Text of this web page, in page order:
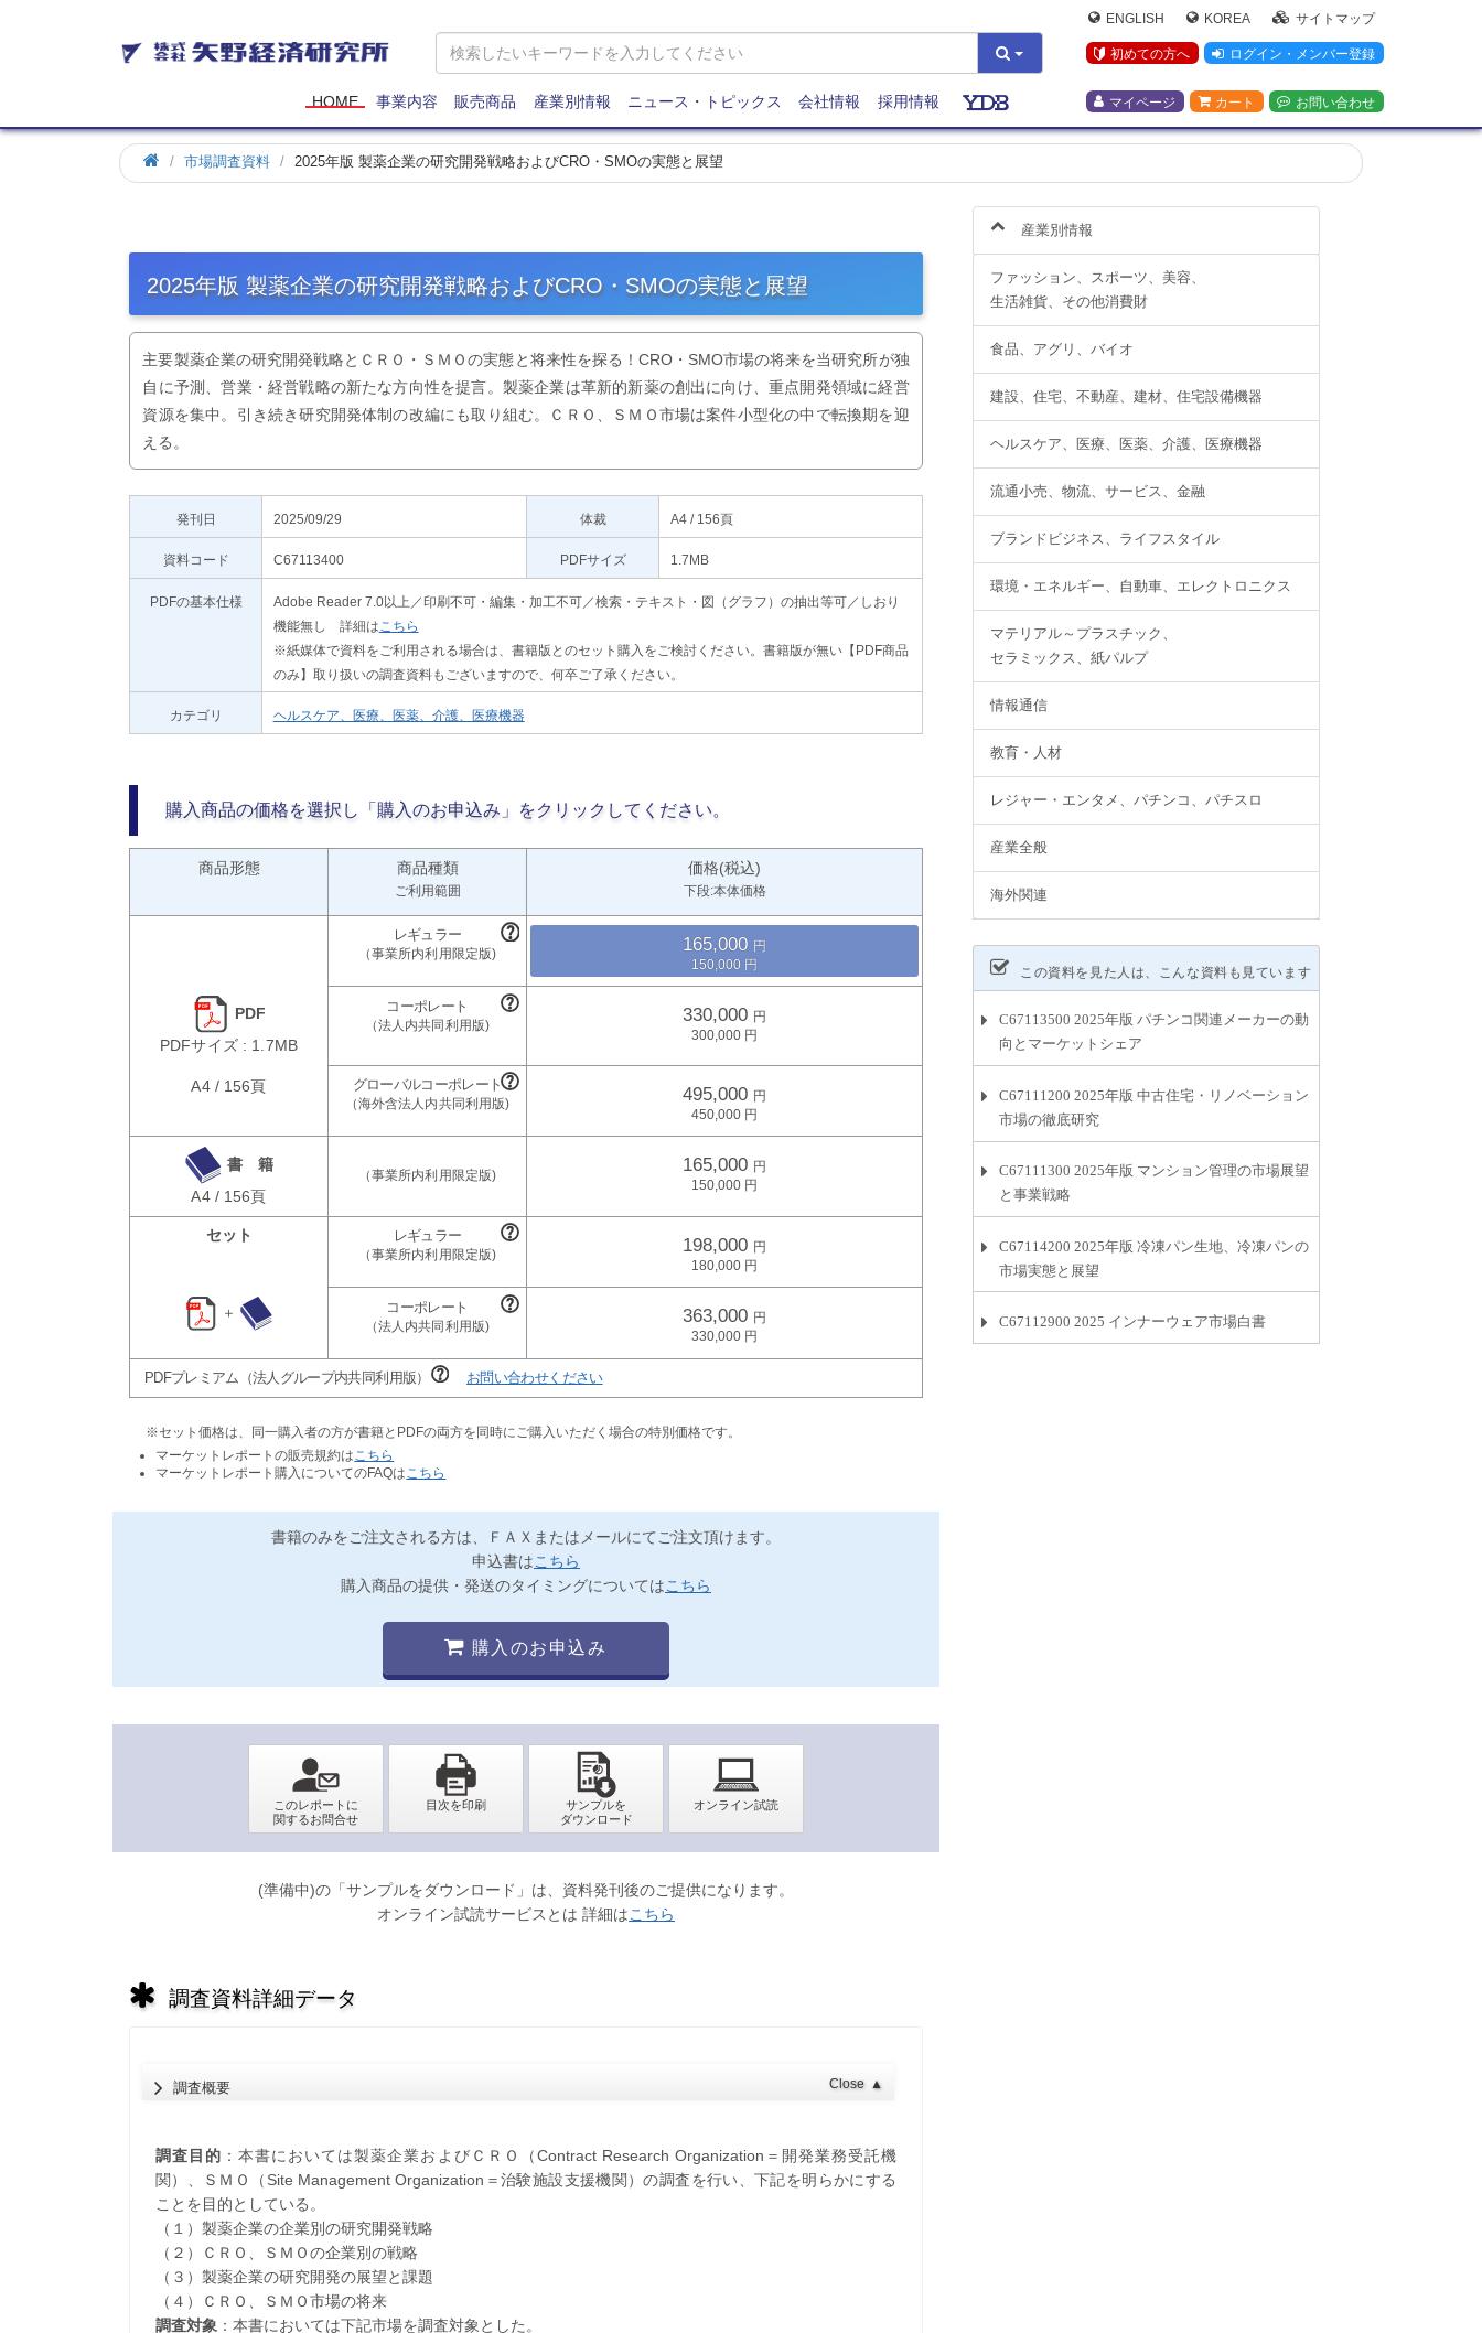
矢
野
研
究
所
ENGLISH KOREA サイトマップ
初めての方へ ログイン・メンバー登録
マイページ カート お問い合わせ
HOME 事業内容 販売商品 産業別情報 ニュース・トピックス 会社情報 採用情報
市場調査資料 2025年版 製薬企業の研究開発戦略およびCRO・SMOの実態と展望
2025年版 製薬企業の研究開発戦略およびCRO・SMOの実態と展望
主要製薬企業の研究開発戦略とＣＲＯ・ＳＭＯの実態と将来性を探る！CRO・SMO市場の将来を当研究所が独
自に予測、営業・経営戦略の新たな方向性を提言。製薬企業は革新的新薬の創出に向け、重点開発領域に経営
資源を集中。引き続き研究開発体制の改編にも取り組む。ＣＲＯ、ＳＭＯ市場は案件小型化の中で転換期を迎
える。
発刊日 2025/09/29 体裁 A4 / 156頁
資料コード C67113400 PDFサイズ 1.7MB
PDFの基本仕様
Adobe Reader 7.0以上／印刷不可・編集・加工不可／検索・テキスト・図（グラフ）の抽出等可／しおり
機能無し 詳細は こちら
※紙媒体で資料をご利用される場合は、書籍版とのセット購入をご検討ください。書籍版が無い【PDF商品
のみ】取り扱いの調査資料もございますので、何卒ご了承ください。
カテゴリ ヘルスケア、医療、医薬、介護、医療機器
購入商品の価格を選択し「購入のお申込み」をクリックしてください。
商品形態 商品種類
ご利用範囲
価格(税込)
下段:本体価格
165,000
150,000
PDF
PDFサイズ : 1.7MB
330,000
300,000
A4 / 156頁 495,000
450,000
書 籍
A4 / 156頁
165,000
150,000
セット 198,000
180,000
＋ 363,000
330,000
PDFプレミアム（法人グループ内共同利用版） お問い合わせください
※セット価格は、同一購入者の方が書籍とPDFの両方を同時にご購入いただく場合の特別価格です。
マーケットレポートの販売規約は こちら
マーケットレポート購入についてのFAQは こちら
書籍のみをご注文される方は、ＦＡＸまたはメールにてご注文頂けます。
申込書はこちら
購入商品の提供・発送のタイミングについてはこちら
購入のお申込み
(準備中)の「サンプルをダウンロード」は、資料発刊後のご提供になります。
オンライン試読サービスとは 詳細はこちら
調査資料詳細データ
調査概要 Close ▲
調査目的 ：本書においては製薬企業およびＣＲＯ（Contract Research Organization＝開発業務受託機
関）、ＳＭＯ（Site Management Organization＝治験施設支援機関）の調査を行い、下記を明らかにする
ことを目的としている。
（１）製薬企業の企業別の研究開発戦略
（２）ＣＲＯ、ＳＭＯの企業別の戦略
（３）製薬企業の研究開発の展望と課題
（４）ＣＲＯ、ＳＭＯ市場の将来
調査対象 ：本書においては下記市場を調査対象とした。
産業別情報
ファッション、スポーツ、美容、
生活雑貨、その他消費財
食品、アグリ、バイオ
建設、住宅、不動産、建材、住宅設備機器
ヘルスケア、医療、医薬、介護、医療機器
流通小売、物流、サービス、金融
ブランドビジネス、ライフスタイル
環境・エネルギー、自動車、エレクトロニクス
マテリアル～プラスチック、
セラミックス、紙パルプ
情報通信
教育・人材
レジャー・エンタメ、パチンコ、パチスロ
産業全般
海外関連
この資料を見た人は、こんな資料も見ています
C67113500 2025年版 パチンコ関連メーカーの動
向とマーケットシェア
C67111200 2025年版 中古住宅・リノベーション
市場の徹底研究
C67111300 2025年版 マンション管理の市場展望
と事業戦略
C67114200 2025年版 冷凍パン生地、冷凍パンの
市場実態と展望
C67112900 2025 インナーウェア市場白書